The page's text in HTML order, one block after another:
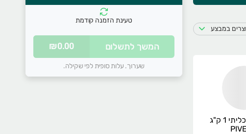
טעינת הזמנה קודמת
סל הקניות שלכם ריק
התחילו להוסיף מוצרים
שערוך. עלות סופית לפי שקילה.
המשך לתשלום ₪0.00
במבצע
קמח רב תכליתי 1 ק"ג